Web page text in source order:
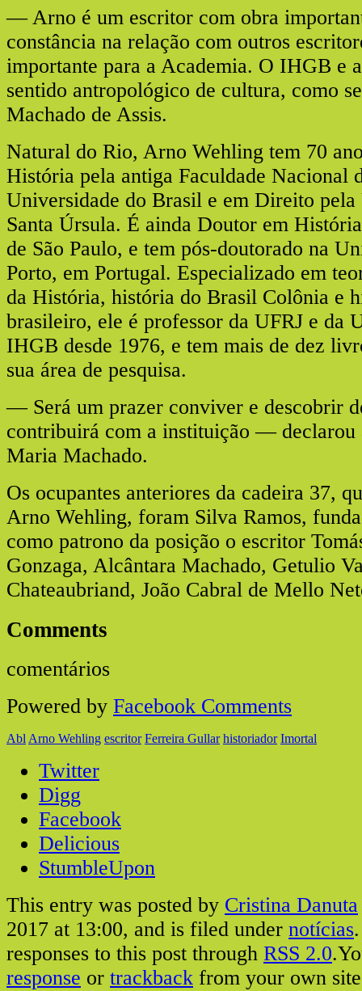
— Arno é um escritor com obra
constância na relação com outros
importante para a Academia. O IHGB e
sentido antropológico de cultura, como
Machado de Assis.
Natural do Rio, Arno Wehling tem 70
História pela antiga Faculdade Nacional
Universidade do Brasil e em Direito pela
Santa Úrsula. É ainda Doutor em
de São Paulo, e tem pós-doutorado na
Porto, em Portugal. Especializado em
da História, história do Brasil Colônia e
brasileiro, ele é professor da UFRJ e da
IHGB desde 1976, e tem mais de dez
sua área de pesquisa.
— Será um prazer conviver e descobrir
contribuirá com a instituição — declarou
Maria Machado.
Os ocupantes anteriores da cadeira 37,
Arno Wehling, foram Silva Ramos,
como patrono da posição o escritor
Gonzaga, Alcântara Machado, Getulio
Chateaubriand, João Cabral de Mello
Comments
comentários
Powered by Facebook Comments
Abl Arno Wehling escritor Ferreira Gullar historiador Imortal
Twitter
Digg
Facebook
Delicious
StumbleUpon
This entry was posted by Cristina Danuta
2017 at 13:00, and is filed under notícias
responses to this post through RSS 2.0
response or trackback from your own